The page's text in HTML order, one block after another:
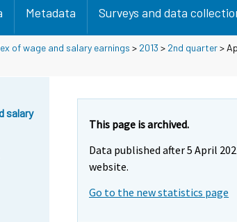
Metadata Surveys and data
of wage and salary earnings > 2013 > 2nd quarter>
salary
This page is archived.
Data published after 5 April
website.
Go to the new statistics page